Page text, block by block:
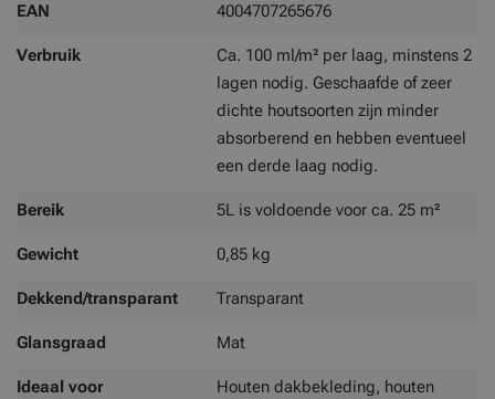
EAN 4004707265676
Verbruik
Ca. 100 ml/m² per laag, minstens 2
lagen nodig. Geschaafde of zeer
dichte houtsoorten zijn minder
absorberend en hebben eventueel
een derde laag nodig.
Bereik 5L is voldoende voor ca. 25 m²
Gewicht 0,85 kg
Dekkend/transparant Transparant
Glansgraad Mat
Ideaal voor
Houten dakbekleding, houten